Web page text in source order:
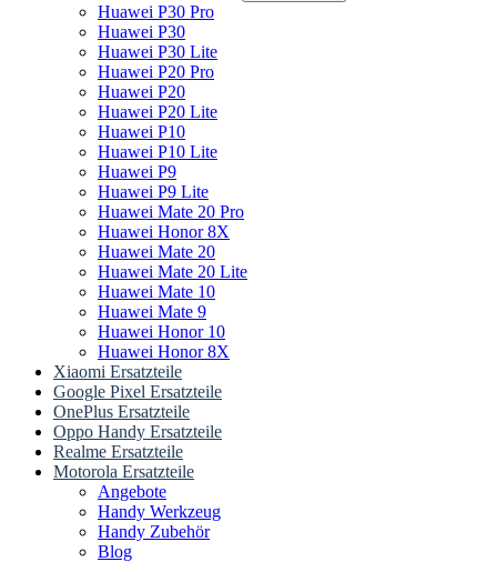
Huawei P30 Pro
Huawei P30
Huawei P30 Lite
Huawei P20 Pro
Huawei P20
Huawei P20 Lite
Huawei P10
Huawei P10 Lite
Huawei P9
Huawei P9 Lite
Huawei Mate 20 Pro
Huawei Honor 8X
Huawei Mate 20
Huawei Mate 20 Lite
Huawei Mate 10
Huawei Mate 9
Huawei Honor 10
Huawei Honor 8X
Xiaomi Ersatzteile
Google Pixel Ersatzteile
OnePlus Ersatzteile
Oppo Handy Ersatzteile
Realme Ersatzteile
Motorola Ersatzteile
Angebote
Handy Werkzeug
Handy Zubehör
Blog